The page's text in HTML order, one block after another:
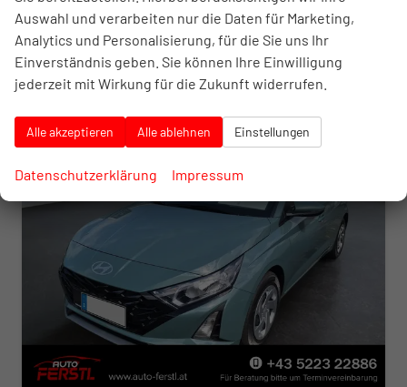
inkl. NoVA
Verbrauch kombiniert:5,70 l/100km
CO2-Klasse:D
CO2-Emissionen:130,00 g/km
Auswahl und verarbeiten nur die Daten für Marketing,
Analytics und Personalisierung, für die Sie uns Ihr
Einverständnis geben. Sie können Ihre Einwilligung
jederzeit mit Wirkung für die Zukunft widerrufen.
Alle akzeptieren Alle ablehnen Einstellungen
Datenschutzerklärung Impressum